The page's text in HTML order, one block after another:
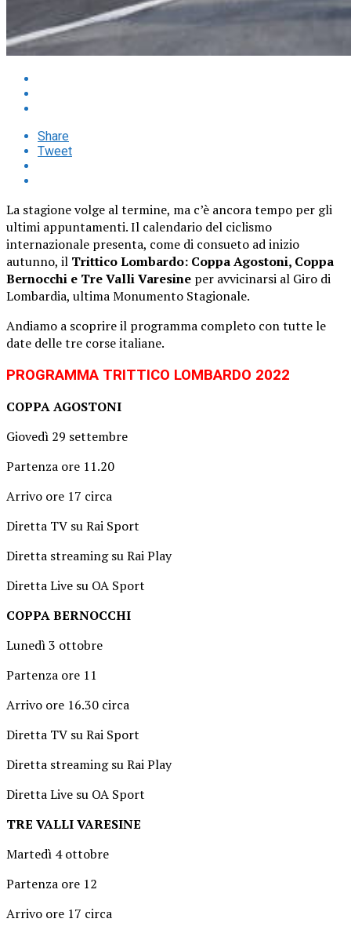
Share
Tweet
La stagione volge al termine, ma c’è ancora tempo per gli
ultimi appuntamenti. Il calendario del ciclismo
internazionale presenta, come di consueto ad inizio
autunno, il Trittico Lombardo: Coppa Agostoni, Coppa
Bernocchi e Tre Valli Varesine per avvicinarsi al Giro di
Lombardia, ultima Monumento Stagionale.
Andiamo a scoprire il programma completo con tutte le
date delle tre corse italiane.
PROGRAMMA TRITTICO LOMBARDO 2022
COPPA AGOSTONI
Giovedì 29 settembre
Partenza ore 11.20
Arrivo ore 17 circa
Diretta TV su Rai Sport
Diretta streaming su Rai Play
Diretta Live su OA Sport
COPPA BERNOCCHI
Lunedì 3 ottobre
Partenza ore 11
Arrivo ore 16.30 circa
Diretta TV su Rai Sport
Diretta streaming su Rai Play
Diretta Live su OA Sport
TRE VALLI VARESINE
Martedì 4 ottobre
Partenza ore 12
Arrivo ore 17 circa